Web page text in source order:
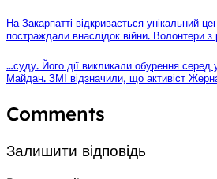
На Закарпатті відкривається унікальний
постраждали внаслідок війни. Волонтери з
…суду. Його дії викликали обурення серед
Майдан. ЗМІ відзначили, що активіст
Comments
Залишити відповідь